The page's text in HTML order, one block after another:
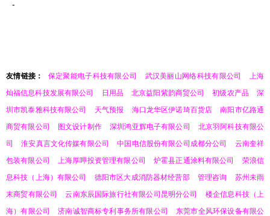
-
友情链接： 保定聚能电子科技有限公司 武汉美丽山网络科技有限公司
上海
灿福信息科技发展有限公司
日用品 北京益阳紫韵商贸公司 初级农产品
深
圳市凯泰雅科技有限公司
天气预报 海口龙华区伊诺琦百货店
南阳市亿路通
商贸有限公司
图文设计制作 深圳鸿亚辉电子有限公司
北京羽阿科技有限公
司
淮安真言文化传媒有限公司 中国电信股份有限公司成都分公司
云南奎祥
包装有限公司
上海厚呷投资管理有限公司 炉霍县正通涂料有限公司
荣浪信
息科技（上海）有限公司
德阳市区大成消防器材经营部 管理咨询
苏州未雨
末商贸有限公司
云南东辰国际旅行社有限公司昆明分公司
楼企信息科技（上
海）有限公司
济南诚智商标专利事务所有限公司
东莞市全风环保设备有限公